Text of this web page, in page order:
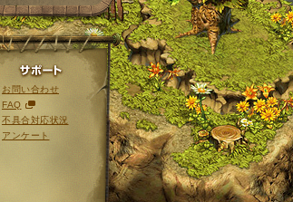
ショップ サポート
お問い合わせ
FAQ
不具合対応状況
アンケート